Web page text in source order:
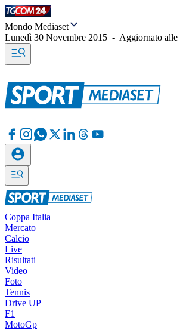
Mondo Mediaset
Lunedì 30 Novembre 2015 - Aggiornato alle
Coppa Italia
Mercato
Calcio
Live
Risultati
Video
Foto
Tennis
Drive UP
F1
MotoGp